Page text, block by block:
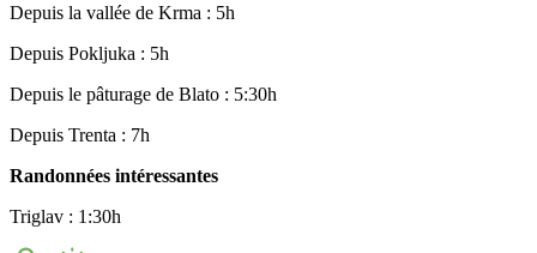
Depuis la vallée de Krma : 5h
Depuis Pokljuka : 5h
Depuis le pâturage de Blato : 5:30h
Depuis Trenta : 7h
Randonnées intéressantes
Triglav : 1:30h